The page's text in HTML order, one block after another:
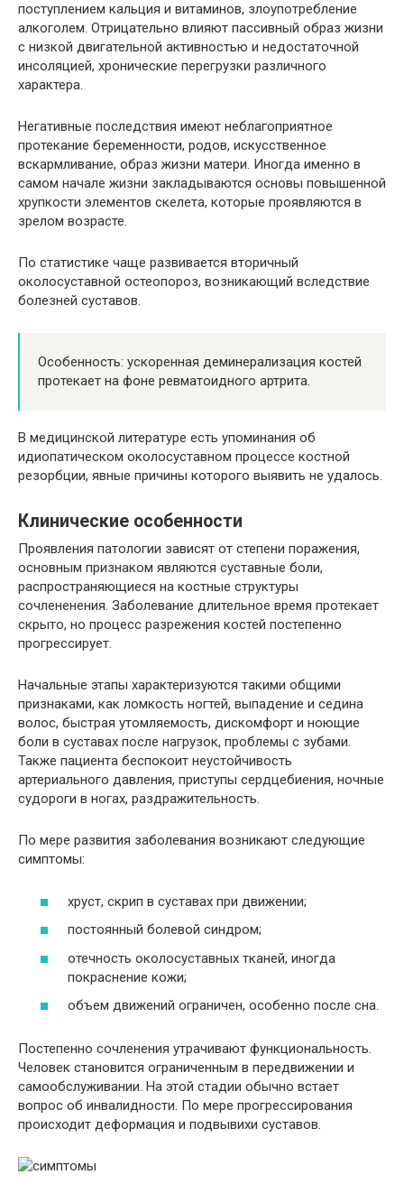
поступлением кальция и витаминов, злоупотребление
алкоголем. Отрицательно влияют пассивный образ жизни
с низкой двигательной активностью и недостаточной
инсоляцией, хронические перегрузки различного
характера.
Негативные последствия имеют неблагоприятное
протекание беременности, родов, искусственное
вскармливание, образ жизни матери. Иногда именно в
самом начале жизни закладываются основы повышенной
хрупкости элементов скелета, которые проявляются в
зрелом возрасте.
По статистике чаще развивается вторичный
околосуставной остеопороз, возникающий вследствие
болезней суставов.
Особенность: ускоренная деминерализация костей
протекает на фоне ревматоидного артрита.
В медицинской литературе есть упоминания об
идиопатическом околосуставном процессе костной
резорбции, явные причины которого выявить не удалось.
Клинические особенности
Проявления патологии зависят от степени поражения,
основным признаком являются суставные боли,
распространяющиеся на костные структуры
сочлененения. Заболевание длительное время протекает
скрыто, но процесс разрежения костей постепенно
прогрессирует.
Начальные этапы характеризуются такими общими
признаками, как ломкость ногтей, выпадение и седина
волос, быстрая утомляемость, дискомфорт и ноющие
боли в суставах после нагрузок, проблемы с зубами.
Также пациента беспокоит неустойчивость
артериального давления, приступы сердцебиения, ночные
судороги в ногах, раздражительность.
По мере развития заболевания возникают следующие
симптомы:
хруст, скрип в суставах при движении;
постоянный болевой синдром;
отечность околосуставных тканей, иногда
покраснение кожи;
объем движений ограничен, особенно после сна.
Постепенно сочленения утрачивают функциональность.
Человек становится ограниченным в передвижении и
самообслуживании. На этой стадии обычно встает
вопрос об инвалидности. По мере прогрессирования
происходит деформация и подвывихи суставов.